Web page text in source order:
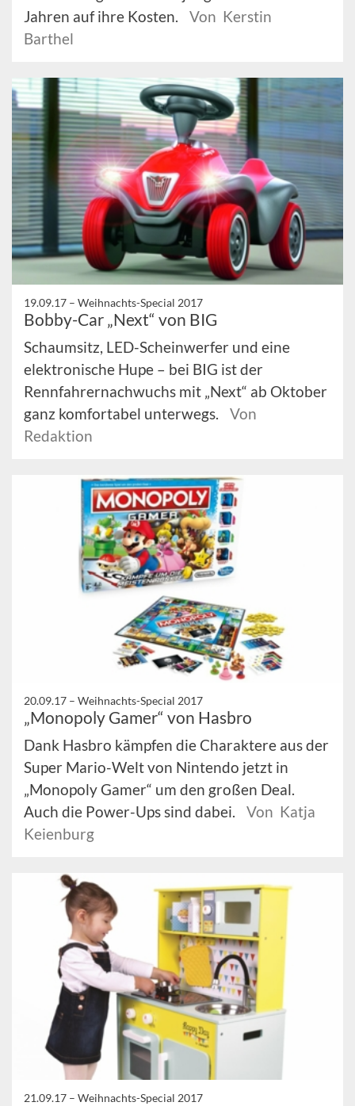
Jahren auf ihre Kosten.
Von Kerstin
Barthel
19.09.17 – Weihnachts-Special 2017
Bobby-Car „Next“ von BIG
Schaumsitz, LED-Scheinwerfer und eine
elektronische Hupe – bei BIG ist der
Rennfahrernachwuchs mit „Next“ ab Oktober
ganz komfortabel unterwegs.
Von
Redaktion
20.09.17 – Weihnachts-Special 2017
„Monopoly Gamer“ von Hasbro
Dank Hasbro kämpfen die Charaktere aus der
Super Mario-Welt von Nintendo jetzt in
„Monopoly Gamer“ um den großen Deal.
Auch die Power-Ups sind dabei.
Von Katja
Keienburg
21.09.17 – Weihnachts-Special 2017